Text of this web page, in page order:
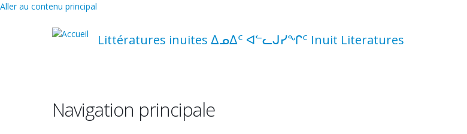
Aller au contenu principal
Littératures inuites ᐃᓄᐃᑦ ᐊᓪᓚᒍᓯᖏᑦ Inuit Literatures
Navigation principale